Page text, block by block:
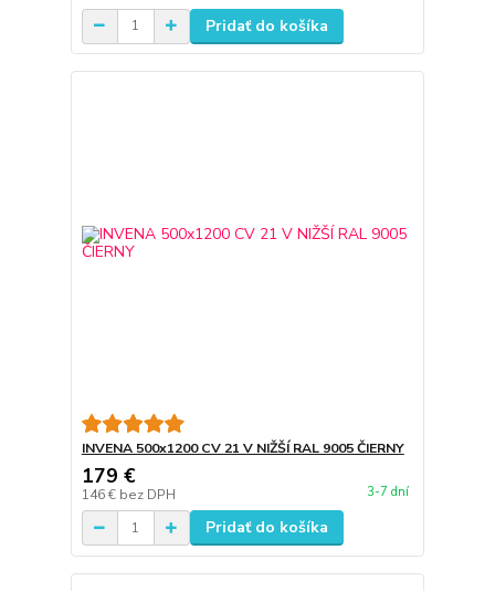
Pridať do košíka
INVENA 500x1200 CV 21 V NIŽŠÍ RAL 9005 ČIERNY
179 €
146 € bez DPH 3-7 dní
Pridať do košíka